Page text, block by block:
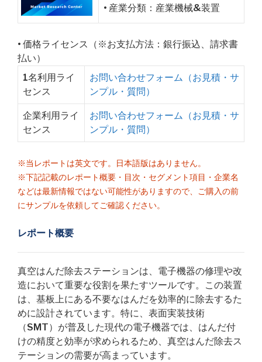
• 産業分類：産業機械&装置
• 価格ライセンス（※お支払方法：銀行振込、請求書
払い）
1名利用ライ
センス
お問い合わせフォーム（お見積・サ
ンプル・質問）
企業利用ライ
センス
お問い合わせフォーム（お見積・サ
ンプル・質問）
※当レポートは英文です。日本語版はありません。
※下記記載のレポート概要・目次・セグメント項目・企業名
などは最新情報ではない可能性がありますので、ご購入の前
にサンプルを依頼してご確認ください。
レポート概要
真空はんだ除去ステーションは、電子機器の修理や改
造において重要な役割を果たすツールです。この装置
は、基板上にある不要なはんだを効率的に除去するた
めに設計されています。特に、表面実装技術
（SMT）が普及した現代の電子機器では、はんだ付
けの精度と効率が求められるため、真空はんだ除去ス
テーションの需要が高まっています。